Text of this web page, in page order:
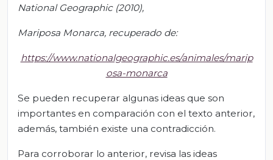
National Geographic(2010),
Mariposa Monarca, recuperado de:
https://www.nationalgeographic.es/animales/marip
osa-monarca
Se pueden recuperar algunas ideas que son
importantes en comparación con el texto anterior,
además, también existe una contradicción.
Para corroborar lo anterior, revisa las ideas